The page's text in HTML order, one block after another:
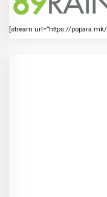
[stream url=”https://